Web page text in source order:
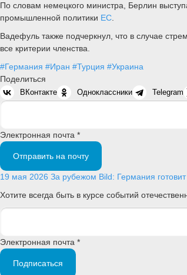
По словам немецкого министра, Берлин
промышленной политики ЕС
Вадефуль также подчеркнул, что в случае
все критерии членства.
#Германия #Иран #Турция #Украина
Поделиться
ВКонтакте Одноклассники Telegram
Электронная почта *
Отправить на почту
19 мая 2026 За рубежом Bild: Германия
Хотите всегда быть в курсе событий
Электронная почта *
Подписаться